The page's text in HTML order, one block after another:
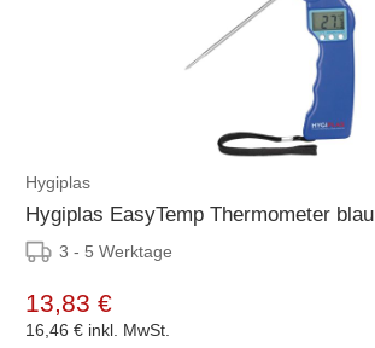
Hygiplas
Hygiplas EasyTemp Thermometer blau
3 - 5 Werktage
13,83 €
16,46 € inkl. MwSt.